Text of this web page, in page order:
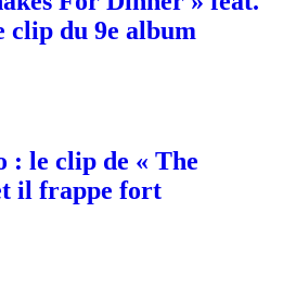
clip du 9e album
: le clip de « The
il frappe fort